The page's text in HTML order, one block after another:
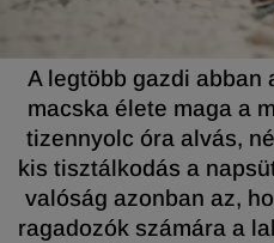
A legtöbb gazdi abban
macska élete maga a
tizennyolc óra alvás,
kis tisztálkodás a
valóság azonban az,
ragadozók számára a